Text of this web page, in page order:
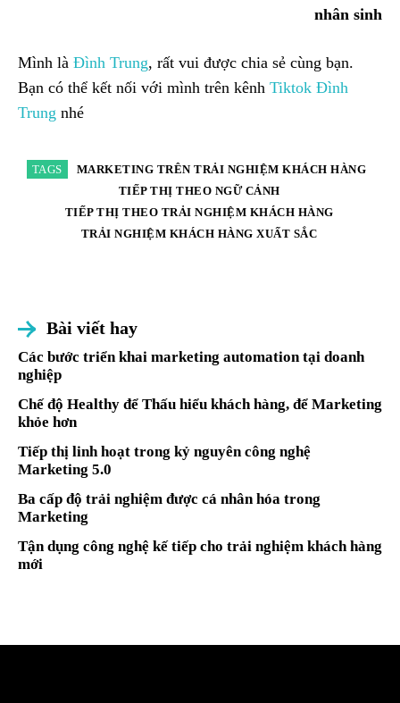
nhân sinh
Mình là Đình Trung, rất vui được chia sẻ cùng bạn.
Bạn có thể kết nối với mình trên kênh Tiktok Đình
Trung nhé
TAGS
MARKETING TRÊN TRẢI NGHIỆM KHÁCH HÀNG
TIẾP THỊ THEO NGỮ CẢNH
TIẾP THỊ THEO TRẢI NGHIỆM KHÁCH HÀNG
TRẢI NGHIỆM KHÁCH HÀNG XUẤT SẮC
Bài viết hay
Các bước triển khai marketing automation tại doanh
nghiệp
Chế độ Healthy để Thấu hiểu khách hàng, để Marketing
khỏe hơn
Tiếp thị linh hoạt trong kỷ nguyên công nghệ
Marketing 5.0
Ba cấp độ trải nghiệm được cá nhân hóa trong
Marketing
Tận dụng công nghệ kế tiếp cho trải nghiệm khách hàng
mới